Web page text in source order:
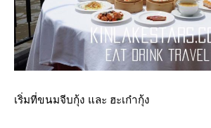
เริ่มที่ขนมจีบกุ้ง และ ฮะเก๋ากุ้ง